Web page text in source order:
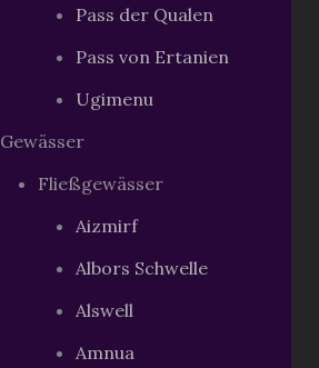
Pass der Qualen
Pass von Ertanien
Ugimenu
Gewässer
Fließgewässer
Aizmirf
Albors Schwelle
Alswell
Amnua